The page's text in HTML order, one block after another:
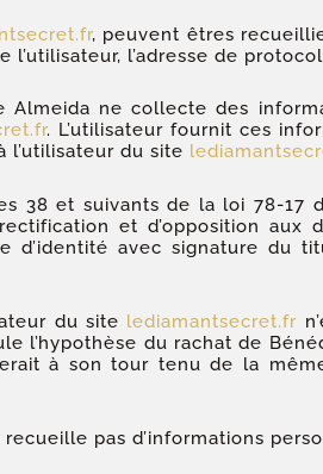
, peuvent êtres
l’utilisateur, l’adresse de
ne collecte des
. L’utilisateur fournit ces
l’utilisateur du site
38 et suivants de la loi 78-
et d’opposition
d’identité avec signature
du site lediamantsecret.fr
l’hypothèse du rachat de
à son tour tenu de la
pas d’informations